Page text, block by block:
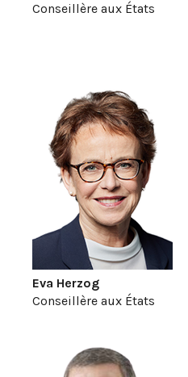
Conseillère aux États
Eva Herzog
Conseillère aux États